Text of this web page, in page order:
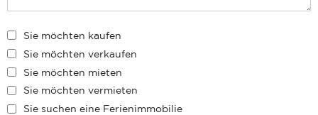
Sie möchten kaufen
Sie möchten verkaufen
Sie möchten mieten
Sie möchten vermieten
Sie suchen eine Ferienimmobilie